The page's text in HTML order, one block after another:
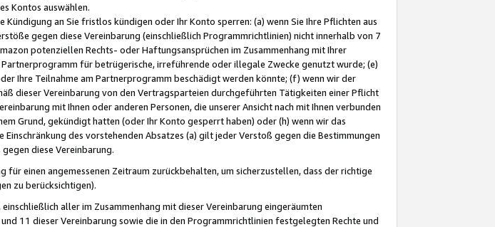
Kontos auswählen.
an Sie fristlos kündigen oder Ihr Konto sperren: (a) wenn Sie Ihre Pflichten aus
gegen diese Vereinbarung (einschließlich Programmrichtlinien) nicht innerhalb von 7
potenziellen Rechts- oder Haftungsansprüchen im Zusammenhang mit Ihrer
für betrügerische, irreführende oder illegale Zwecke genutzt wurde; (e)
Ihre Teilnahme am Partnerprogramm beschädigt werden könnte; (f) wenn wir der
dieser Vereinbarung von den Vertragsparteien durchgeführten Tätigkeiten einer Pflicht
mit Ihnen oder anderen Personen, die unserer Ansicht nach mit Ihnen verbunden
Grund, gekündigt hatten (oder Ihr Konto gesperrt haben) oder (h) wenn wir das
des vorstehenden Absatzes (a) gilt jeder Verstoß gegen die Bestimmungen
diese Vereinbarung.
einen angemessenen Zeitraum zurückbehalten, um sicherzustellen, dass der richtige
zu berücksichtigen).
aller im Zusammenhang mit dieser Vereinbarung eingeräumten
11 dieser Vereinbarung sowie die in den Programmrichtlinien festgelegten Rechte und